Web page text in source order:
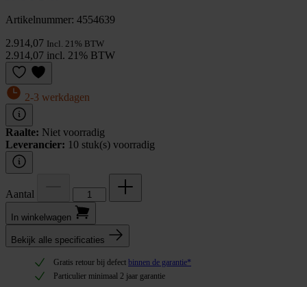
Artikelnummer: 4554639
2.914,07 Incl. 21% BTW
2.914,07 incl. 21% BTW
2-3 werkdagen
Raalte: Niet voorradig
Leverancier: 10 stuk(s) voorradig
Aantal
In winkel­wagen
Bekijk alle specificaties
Gratis retour bij defect binnen de garantie*
Particulier minimaal 2 jaar garantie